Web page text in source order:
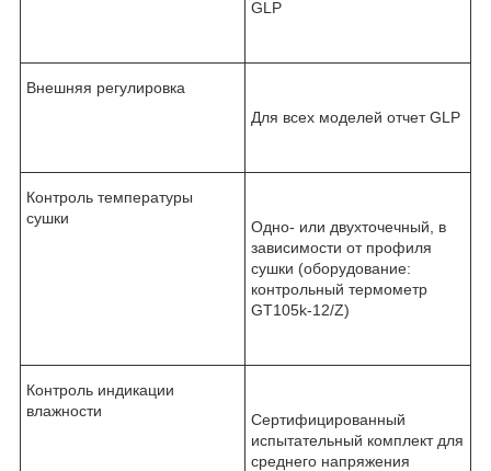
GLP
Внешняя регулировка
Для всех моделей отчет GLP
Контроль температуры
сушки
Одно- или двухточечный, в
зависимости от профиля
сушки (оборудование:
контрольный термометр
GT105k-12/Z)
Контроль индикации
влажности
Сертифицированный
испытательный комплект для
среднего напряжения